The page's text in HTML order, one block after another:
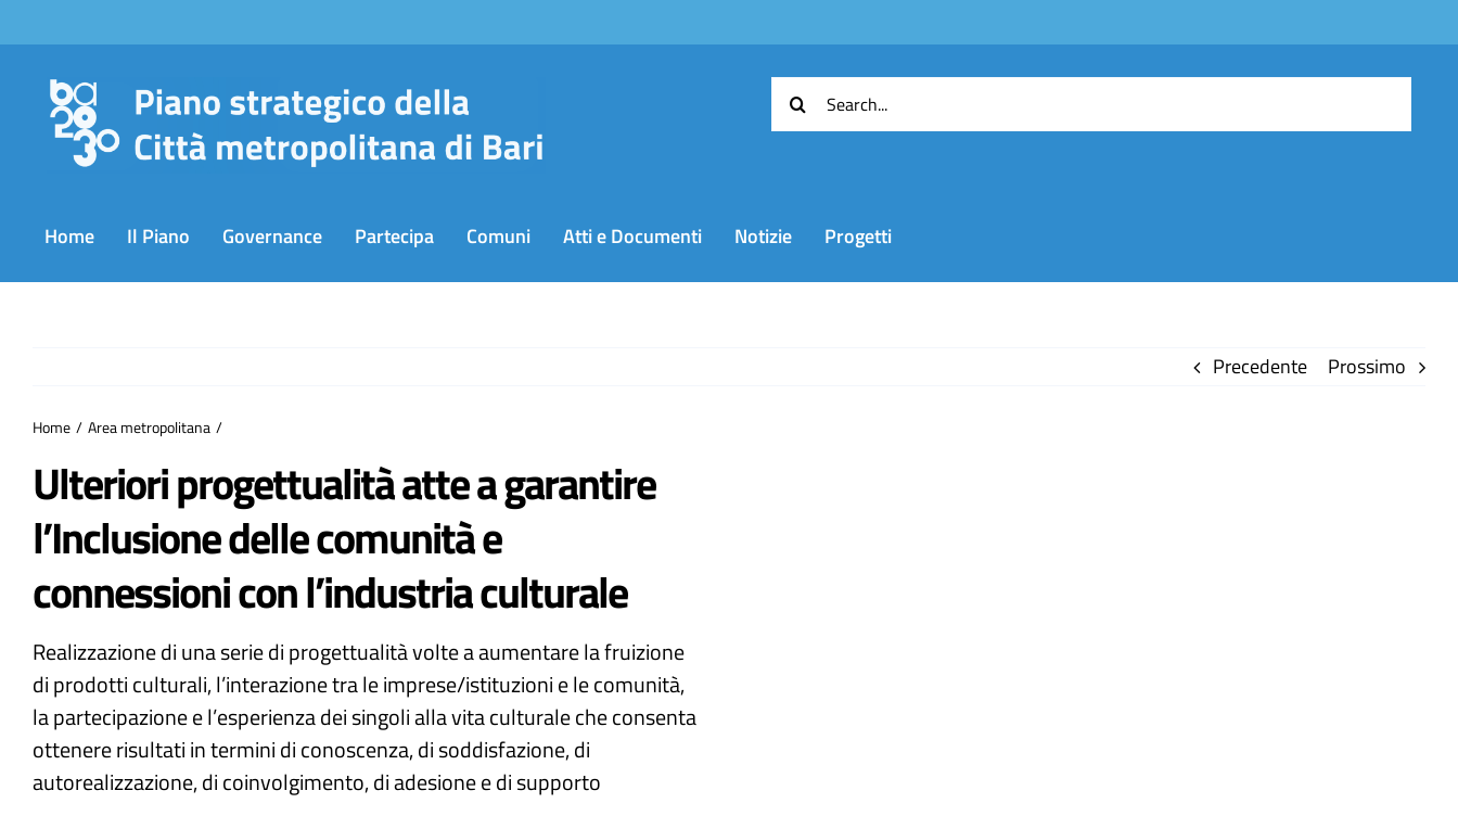
al
contenuto
Cerca
per:
Home Il Piano Governance Partecipa Comuni Atti e Documenti Notizie Progetti
Precedente Prossimo
Home Area metropolitana
Ulteriori progettualità atte a garantire
l’Inclusione delle comunità e
connessioni con l’industria culturale
Realizzazione di una serie di progettualità volte a aumentare la fruizione
di prodotti culturali, l’interazione tra le imprese/istituzioni e le comunità,
la partecipazione e l’esperienza dei singoli alla vita culturale che consenta
ottenere risultati in termini di conoscenza, di soddisfazione, di
autorealizzazione, di coinvolgimento, di adesione e di supporto